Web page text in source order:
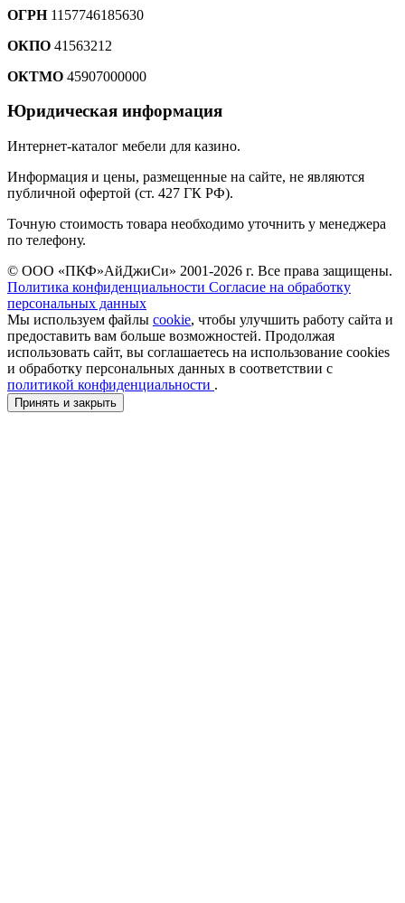
ОГРН1157746185630
ОКПО 41563212
ОКТМО 45907000000
Юридическая информация
Интернет-каталог мебели для казино.
Информация и цены, размещенные на сайте, не являются
публичной офертой (ст. 427 ГК РФ).
Точную стоимость товара необходимо уточнить у менеджера
по телефону.
© ООО «ПКФ»АйДжиСи» 2001-2026 г. Все права защищены.
Политика конфиденциальности Согласие на обработку
персональных данных
Мы используем файлы cookie, чтобы улучшить работу сайта и
предоставить вам больше возможностей. Продолжая
использовать сайт, вы соглашаетесь на использование cookies
и обработку персональных данных в соответствии с
политикой конфиденциальности .
Принять и закрыть